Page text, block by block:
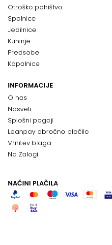
Otroško pohištvo
Spalnice
Jedilnice
Kuhinje
Predsobe
Kopalnice
INFORMACIJE
O nas
Nasveti
Splošni pogoji
Leanpay obročno plačilo
Vrnitev blaga
Na Zalogi
NAČINI PLAČILA